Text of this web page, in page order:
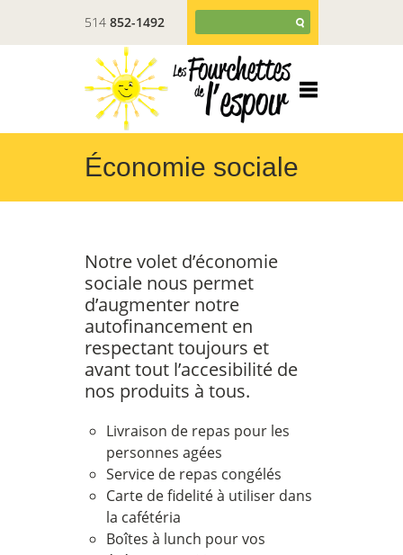
514 852-1492
Économie sociale
Notre volet d’économie
sociale nous permet
d’augmenter notre
autofinancement en
respectant toujours et
avant tout l’accesibilité de
nos produits à tous.
Livraison de repas pour les
personnes agées
Service de repas congélés
Carte de fidelité à utiliser dans
la cafétéria
Boîtes à lunch pour vos